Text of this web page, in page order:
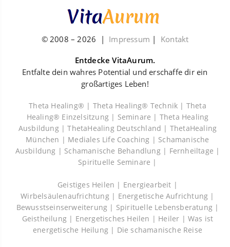
© 2008 –2026 | Impressum | Kontakt
Entdecke VitaAurum.
Entfalte dein wahres Potential und erschaffe dir ein
großartiges Leben!
Theta Healing® | Theta Healing® Technik | Theta
Healing® Einzelsitzung | Seminare | Theta Healing
Ausbildung |ThetaHealing Deutschland | ThetaHealing
München | Mediales Life Coaching | Schamanische
Ausbildung | Schamanische Behandlung | Fernheiltage |
Spirituelle Seminare |
Geistiges Heilen | Energiearbeit |
Wirbelsäulenaufrichtung | Energetische Aufrichtung |
Bewusstseinserweiterung | Spirituelle Lebensberatung |
Geistheilung | Energetisches Heilen | Heiler | Was ist
energetische Heilung | Die schamanische Reise